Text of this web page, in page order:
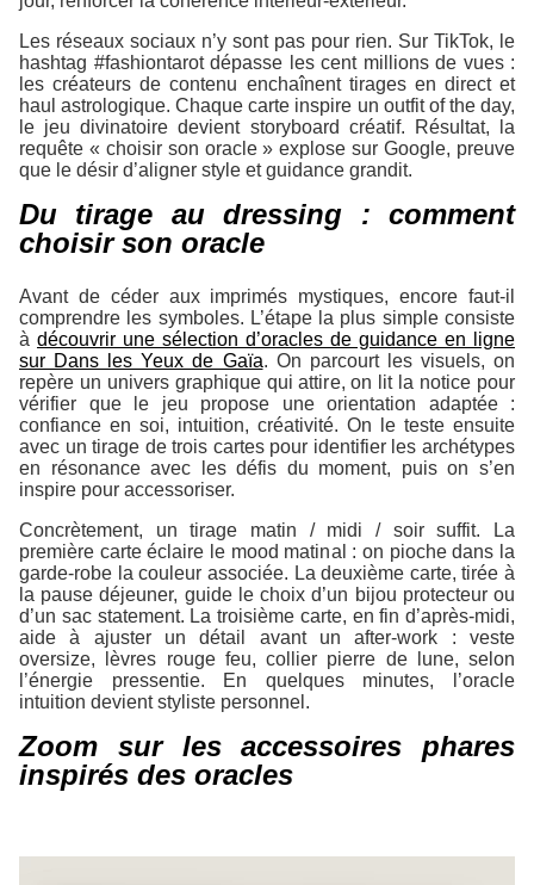
Les réseaux sociaux n’y sont pas pour rien. Sur TikTok, le
hashtag #fashiontarot dépasse les cent millions de vues :
les créateurs de contenu enchaînent tirages en direct et
haul astrologique. Chaque carte inspire un outfit of the day,
le jeu divinatoire devient storyboard créatif. Résultat, la
requête « choisir son oracle » explose sur Google, preuve
que le désir d’aligner style et guidance grandit.
Du tirage au dressing : comment
choisir son oracle
Avant de céder aux imprimés mystiques, encore faut-il
comprendre les symboles. L’étape la plus simple consiste
à découvrir une sélection d’oracles de guidance en ligne
sur Dans les Yeux de Gaïa. On parcourt les visuels, on
repère un univers graphique qui attire, on lit la notice pour
vérifier que le jeu propose une orientation adaptée :
confiance en soi, intuition, créativité. On le teste ensuite
avec un tirage de trois cartes pour identifier les archétypes
en résonance avec les défis du moment, puis on s’en
inspire pour accessoriser.
Concrètement, un tirage matin / midi / soir suffit. La
première carte éclaire le mood matinal : on pioche dans la
garde-robe la couleur associée. La deuxième carte, tirée à
la pause déjeuner, guide le choix d’un bijou protecteur ou
d’un sac statement. La troisième carte, en fin d’après-midi,
aide à ajuster un détail avant un after-work : veste
oversize, lèvres rouge feu, collier pierre de lune, selon
l’énergie pressentie. En quelques minutes, l’oracle
intuition devient styliste personnel.
Zoom sur les accessoires phares
inspirés des oracles